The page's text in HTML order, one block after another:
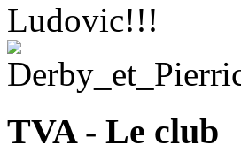
Ludovic!!!
TVA - Le club